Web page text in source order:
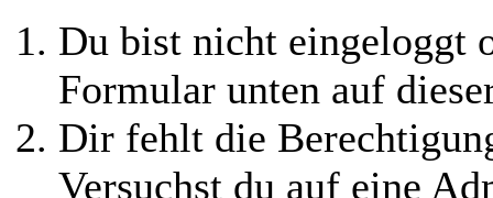
Du bist nicht eingeloggt
Formular unten auf
Dir fehlt die
Versuchst du auf eine